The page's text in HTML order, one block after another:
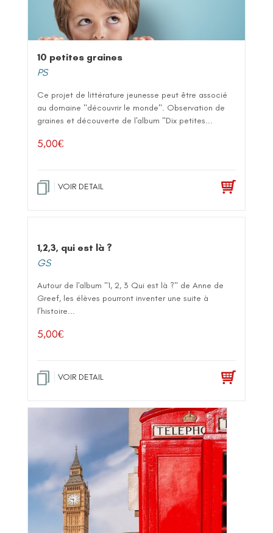
10 petites graines
PS
Ce projet de littérature jeunesse peut être associé
au domaine "découvrir le monde". Observation de
graines et découverte de l'album "Dix petites...
5,00€
VOIR DETAIL
1,2,3, qui est là ?
GS
Autour de l'album "1, 2, 3 Qui est là ?" de Anne de
Greef, les élèves pourront inventer une suite à
l’histoire...
5,00€
VOIR DETAIL